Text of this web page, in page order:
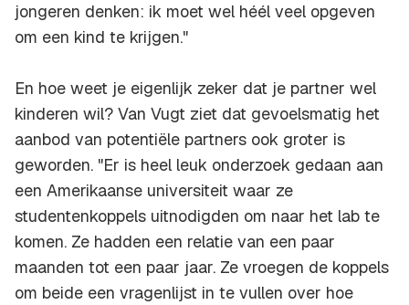
jongeren denken: ik moet wel héél veel opgeven
om een kind te krijgen."
En hoe weet je eigenlijk zeker dat je partner wel
kinderen wil? Van Vugt ziet dat gevoelsmatig het
aanbod van potentiële partners ook groter is
geworden. "Er is heel leuk onderzoek gedaan aan
een Amerikaanse universiteit waar ze
studentenkoppels uitnodigden om naar het lab te
komen. Ze hadden een relatie van een paar
maanden tot een paar jaar. Ze vroegen de koppels
om beide een vragenlijst in te vullen over hoe